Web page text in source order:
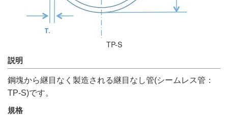
TP-S
説明
鋼塊から継目なく製造される継目なし管(シームレス管：
TP-S)です。
規格